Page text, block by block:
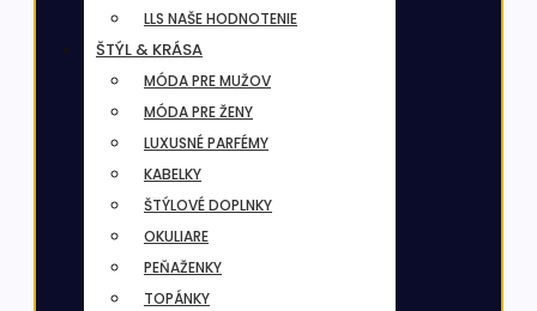
LLS NAŠE HODNOTENIE
ŠTÝL & KRÁSA
MÓDA PRE MUŽOV
MÓDA PRE ŽENY
LUXUSNÉ PARFÉMY
KABELKY
ŠTÝLOVÉ DOPLNKY
OKULIARE
PEŇAŽENKY
TOPÁNKY